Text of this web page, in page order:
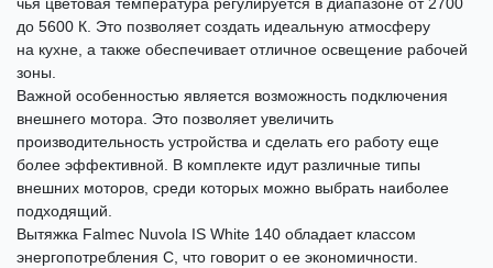
чья цветовая температура регулируется в диапазоне от 2700
до 5600 К. Это позволяет создать идеальную атмосферу
на кухне, а также обеспечивает отличное освещение рабочей
зоны.
Важной особенностью является возможность подключения
внешнего мотора. Это позволяет увеличить
производительность устройства и сделать его работу еще
более эффективной. В комплекте идут различные типы
внешних моторов, среди которых можно выбрать наиболее
подходящий.
Вытяжка Falmec Nuvola IS White 140 обладает классом
энергопотребления C, что говорит о ее экономичности.